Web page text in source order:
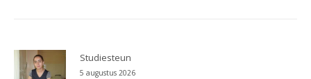
Studiesteun
5 augustus 2026